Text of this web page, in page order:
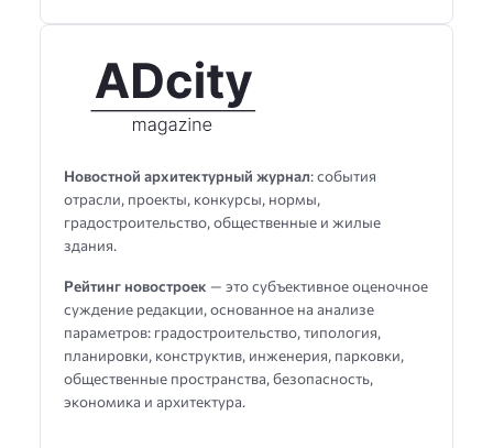
Новостной архитектурный журнал: события
отрасли, проекты, конкурсы, нормы,
градостроительство, общественные и жилые
здания.
Рейтинг новостроек — это субъективное оценочное
суждение редакции, основанное на анализе
параметров: градостроительство, типология,
планировки, конструктив, инженерия, парковки,
общественные пространства, безопасность,
экономика и архитектура.